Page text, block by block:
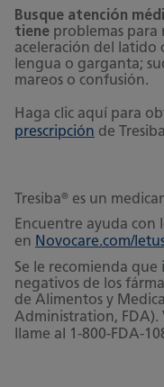
Busque atención
tiene problemas para
aceleración del latido
lengua o garganta;
mareos o confusión.
Haga clic aquí para
prescripción de Tresiba
Tresiba®
es un
Encuentre ayuda con
en Novocare.com/
Se le recomienda
negativos de los
de Alimentos y
Administration, FDA).
llame al 1-800-FDA-